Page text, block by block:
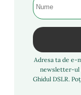
Adresa ta de e-
newsletter-ul
Ghidul DSLR.